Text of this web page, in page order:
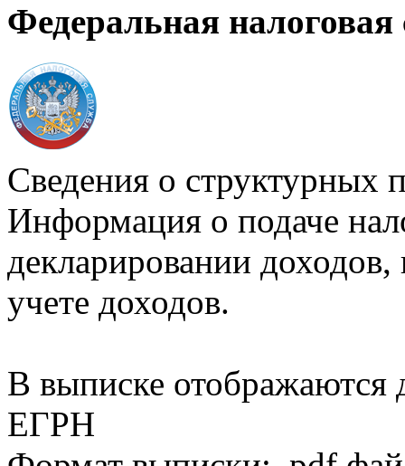
Федеральная налоговая
Сведения о структурных
Информация о подаче
декларировании доходов,
учете доходов.
В выписке
ЕГРН